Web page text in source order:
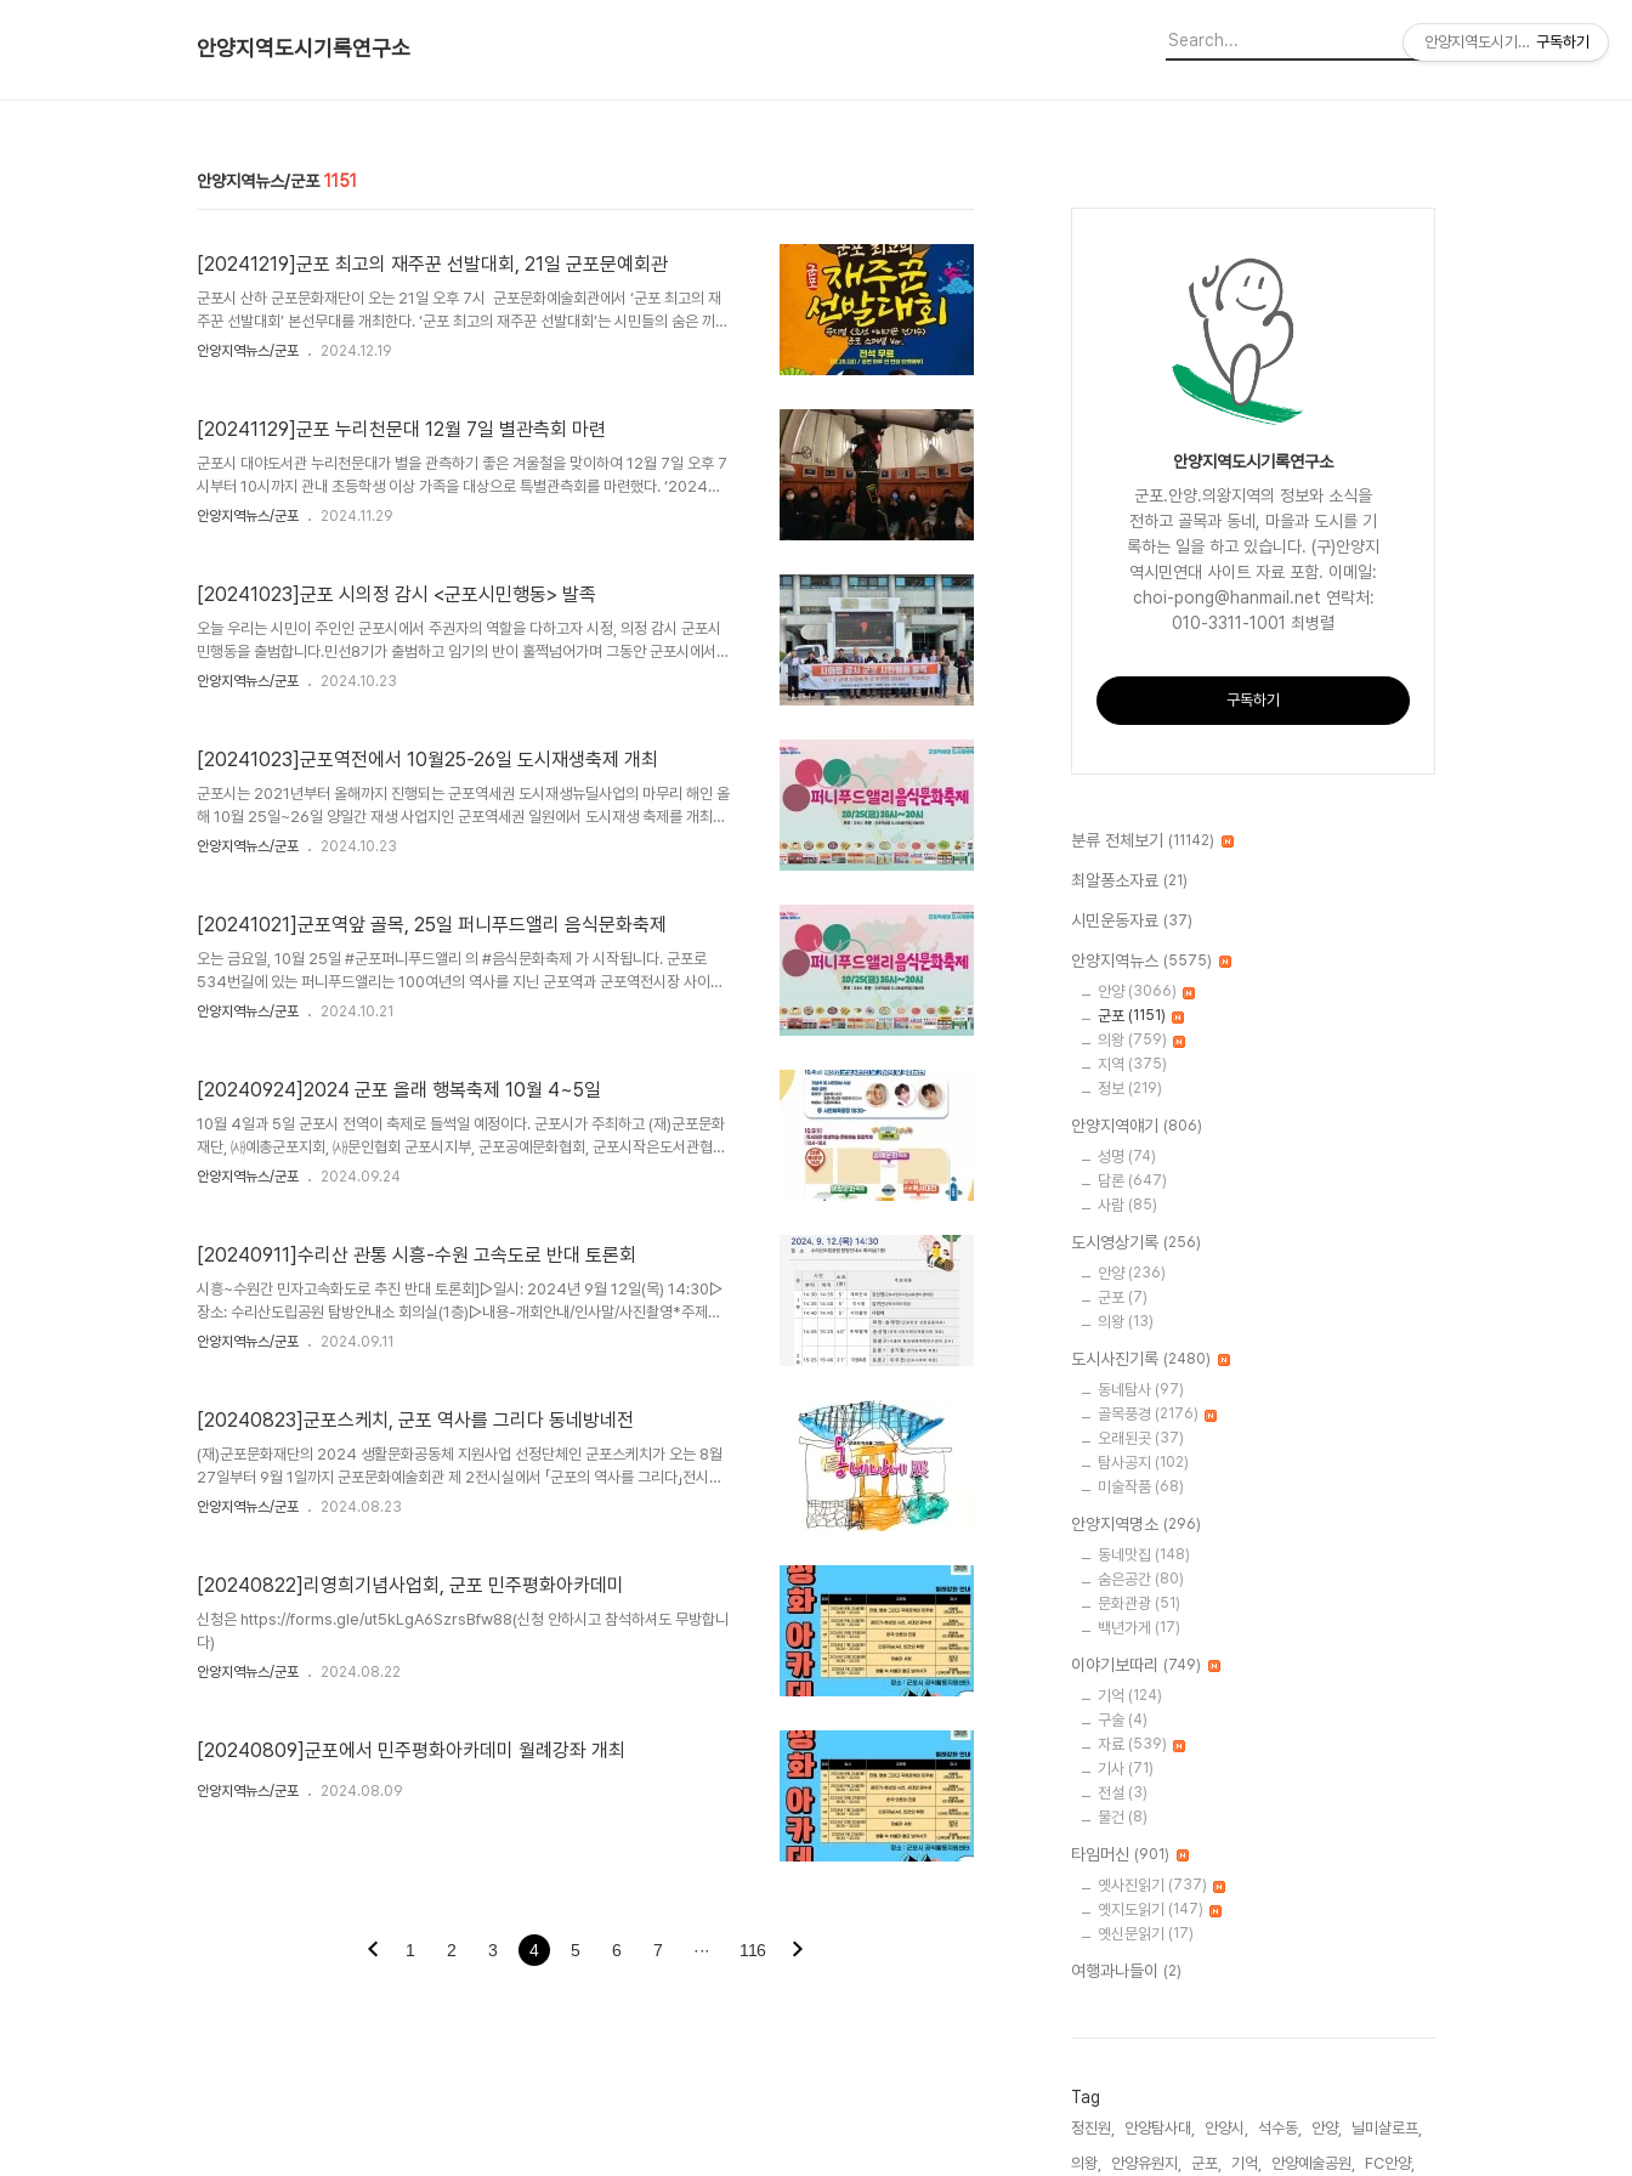
안양지역도시기록연구소
안양지역뉴스/군포 1151
[20241219]군포 최고의 재주꾼 선발대회, 21일 군포문예회관
군포시 산하 군포문화재단이 오는 21일 오후 7시 군포문화예술회관에서 ‘군포 최고의 재
주꾼 선발대회’ 본선무대를 개최한다. ‘군포 최고의 재주꾼 선발대회’는 시민들의 숨은 끼와
재능을 발굴하고 양성하기 위해 재단이 마련한 시민 참여형 공연이다. 본선에 진출한 시민
다. 전형주 군포문화재단 대표이사는 “‘군포 최고의 재주꾼 선발대회’ 본선무대는 군포시민
들이 직접 주인공이 돼 장기자랑을 펼치는 장으로 매우 의미가 깊다”며 “시민들이 함께 만
드는 무대..
안양지역뉴스/군포 2024.12.19
[20241129]군포 누리천문대 12월 7일 별관측회 마련
군포시 대야도서관 누리천문대가 별을 관측하기 좋은 겨울철을 맞이하여 12월 7일 오후 7
시부터 10시까지 관내 초등학생 이상 가족을 대상으로 특별관측회를 마련했다. ‘2024년
누리천문대 별밤가족여행 특별관측회’는 4계절 대표 별자리와 오늘의 관측성에 대한 기초
하였으니, 천문학에 관심이 있는 시민들의 많은 참여를 바란다”고 말했다. ‘2024년 누리
천문대 별밤가족여행 특별관측회’는 추첨을 통해 참가 가족을 모집할 계획이며, 참여를 원
하는 분은 1..
안양지역뉴스/군포 2024.11.29
[20241023]군포 시의정 감시 <군포시민행동> 발족
오늘 우리는 시민이 주인인 군포시에서 주권자의 역할을 다하고자 시정, 의정 감시 군포시
민행동을 출범합니다.민선8기가 출범하고 임기의 반이 훌쩍넘어가며 그동안 군포시에서
시민을 위한 행정이 펼쳐졌는지를 점검하며 시민의 편에 서서 준엄한 군포시 자치행정의 평
시민을 두려워하는 자치행정을 펼쳤는지 반문하지 않을 수 없습니다. 지난 구설수들을 돌아
보며 가장먼저 시민의 자긍심은 나락으로 떨어졌습니다. \지난 올해 2월경 군포시민협이
성명서에서 밝힌 내용의..
안양지역뉴스/군포 2024.10.23
[20241023]군포역전에서 10월25-26일 도시재생축제 개최
군포시는 2021년부터 올해까지 진행되는 군포역세권 도시재생뉴딜사업의 마무리 해인 올
해 10월 25일~26일 양일간 재생 사업지인 군포역세권 일원에서 도시재생 축제를 개최한
다. 10월 25일과 26일 금, 토 각 하루씩 퍼니푸드앨리 음식문화축제, 군포 역전 도랫길 축
스 운영과, 각국의 악기연주공연이 펼져진다. 각 나라별 지명이나 인사말 등의 간단한 퀴즈
참여자에게 퍼니푸드앨리 상가에서 이용할 수 있는 쿠폰을 제공한다. 이어 26일 진행하는
군포역전 도랫길..
안양지역뉴스/군포 2024.10.23
[20241021]군포역앞 골목, 25일 퍼니푸드앨리 음식문화축제
오는 금요일, 10월 25일 #군포퍼니푸드앨리 의 #음식문화축제 가 시작됩니다. 군포로
534번길에 있는 퍼니푸드앨리는 100여년의 역사를 지닌 군포역과 군포역전시장 사이에
있는 군포역 1-1번출구 앞에 있는 작은 골목으로, 베트남 음식점과 중국음식점, 한국의 서
다. 현장에서는 아시아에 대한 퀴즈이벤트에 참여하시면 5천원 상당의 #음식문화축제 #체
험쿠폰 을 받으실 수 있어요. 체험쿠폰은 각 매장마다 사장님들이 특별히 추천한 맛배기 음
식을 무료로 받으실 수 있는 체험권이..
안양지역뉴스/군포 2024.10.21
[20240924]2024 군포 올래 행복축제 10월 4~5일
10월 4일과 5일 군포시 전역이 축제로 들썩일 예정이다. 군포시가 주최하고 (재)군포문화
재단, ㈔예총군포지회, ㈔문인협회 군포시지부, 군포공예문화협회, 군포시작은도서관협의
회가 주관하는 2024 군포올래 행복축제가 펼쳐지기 때문이다. 군포시는 지난 해 부터 독
식 후에는 축하공연이 김현욱 아나운서의 진행으로 예정돼있다. 효린, 박서진, 박건우, 한담
희, 버블엑스 등이 초대가수로 출연할 예정이고 대북퍼포먼스와 드론라이트 쇼가 펼쳐진
다. 제10회..
안양지역뉴스/군포 2024.09.24
[20240911]수리산 관통 시흥-수원 고속도로 반대 토론회
시흥~수원간 민자고속화도로 추진 반대 토론회]▷일시: 2024년 9월 12일(목) 14:30▷
장소: 수리산도립공원 탐방안내소 회의실(1층)▷내용-개회안내/인사말/사진촬영*주제발
제-송성영(군포시민사회단체협의회 대표)-임봉구(서울대 환경생태계획연구센터 교수)*지
안양지역뉴스/군포 2024.09.11
[20240823]군포스케치, 군포 역사를 그리다 동네방네전
(재)군포문화재단의 2024 생활문화공동체 지원사업 선정단체인 군포스케치가 오는 8월
27일부터 9월 1일까지 군포문화예술회관 제 2전시실에서 「군포의 역사를 그리다」전시를
개최한다. 군포스케치 회원들은 시민과 함께하는 야외 스케치를 통해 군포 수리사, 둔대교
본 전시는 누구나 자유롭게 관람할 수 있으며, 전시를 통해 지역의 역사와 소중한 가치를 공
유하는 장을 마련할 것으로 기대되고 있다. (재)군포문화재단은「군포의 역사를 그리다」전시
외에도 2..
안양지역뉴스/군포 2024.08.23
[20240822]리영희기념사업회, 군포 민주평화아카데미
신청은 https://forms.gle/ut5kLgA6SzrsBfw88(신청 안하시고 참석하셔도 무방합니
다)
안양지역뉴스/군포 2024.08.22
[20240809]군포에서 민주평화아카데미 월례강좌 개최
안양지역뉴스/군포 2024.08.09
1 2 3 4 5 6 7 ··· 116
안양지역도시기록연구소
군포.안양.의왕지역의 정보와 소식을
전하고 골목과 동네, 마을과 도시를 기
록하는 일을 하고 있습니다. (구)안양지
역시민연대 사이트 자료 포함. 이메일:
choi-pong@hanmail.net 연락처:
010-3311-1001 최병렬
구독하기
분류 전체보기 (11142)
최알퐁소자료 (21)
시민운동자료 (37)
안양지역뉴스 (5575)
안양 (3066)
군포 (1151)
의왕 (759)
지역 (375)
정보 (219)
안양지역얘기 (806)
성명 (74)
담론 (647)
사람 (85)
도시영상기록 (256)
안양 (236)
군포 (7)
의왕 (13)
도시사진기록 (2480)
동네탐사 (97)
골목풍경 (2176)
오래된곳 (37)
탐사공지 (102)
미술작품 (68)
안양지역명소 (296)
동네맛집 (148)
숨은공간 (80)
문화관광 (51)
백년가게 (17)
이야기보따리 (749)
기억 (124)
구술 (4)
자료 (539)
기사 (71)
전설 (3)
물건 (8)
타임머신 (901)
옛사진읽기 (737)
옛지도읽기 (147)
옛신문읽기 (17)
여행과나들이 (2)
Tag
정진원, 안양탐사대, 안양시, 석수동, 안양,
닐미샬로프,
의왕,
안양유원지, 군포, 기억, 안양예술공원,
FC안양,
안양지역도시기록연구소
구독하기